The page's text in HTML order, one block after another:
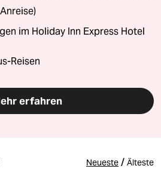
im Holiday Inn Express Hotel
Reisen
erfahren
Neueste / Älteste